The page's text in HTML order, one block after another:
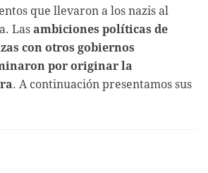
que llevaron a los nazis al
Las ambiciones políticas de
con otros gobiernos
por originar la
. A continuación presentamos sus